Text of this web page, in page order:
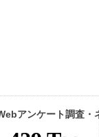
アンケート調査・